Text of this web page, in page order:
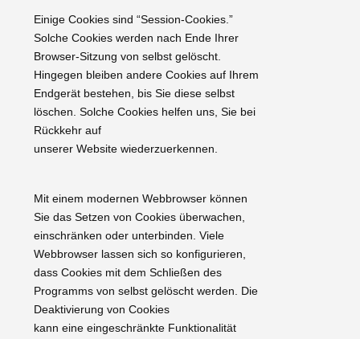
Einige Cookies sind “Session-Cookies.”
Solche Cookies werden nach Ende Ihrer
Browser-Sitzung von selbst gelöscht.
Hingegen bleiben andere Cookies auf Ihrem
Endgerät bestehen, bis Sie diese selbst
löschen. Solche Cookies helfen uns, Sie bei
Rückkehr auf
unserer Website wiederzuerkennen.
Mit einem modernen Webbrowser können
Sie das Setzen von Cookies überwachen,
einschränken oder unterbinden. Viele
Webbrowser lassen sich so konfigurieren,
dass Cookies mit dem Schließen des
Programms von selbst gelöscht werden. Die
Deaktivierung von Cookies
kann eine eingeschränkte Funktionalität